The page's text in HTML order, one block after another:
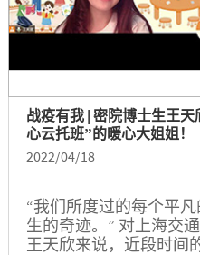
战疫有我 | 密院博士生王
心云托班”的暖心大姐姐！
2022/04/18
“我们所度过的每个平
生的奇迹。” 对上海交
王天欣来说，近段时间